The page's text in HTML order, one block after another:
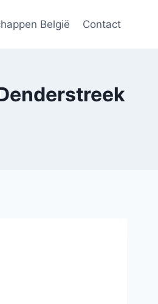
België Contact